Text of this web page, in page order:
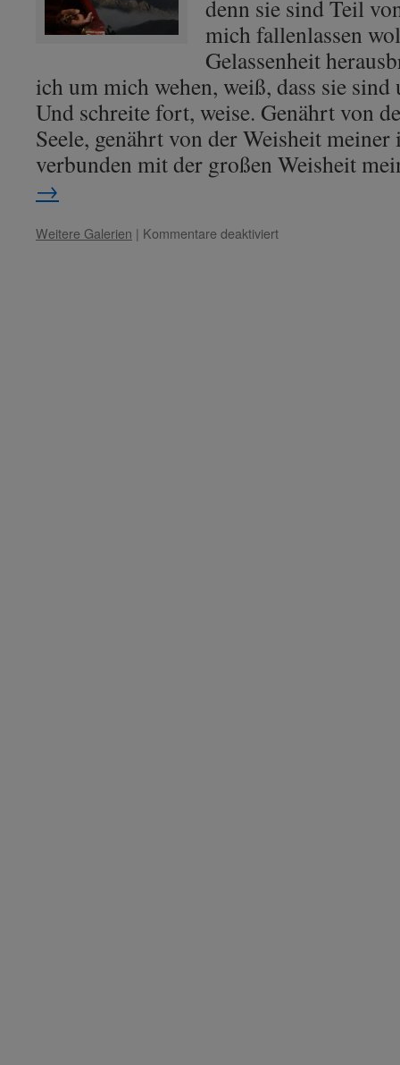
denn sie sind Teil
mich fallenlassen
Gelassenheit
ich um mich wehen, weiß, dass sie sind
Und schreite fort, weise. Genährt von
Seele, genährt von der Weisheit
verbunden mit der großen Weisheit
→
Weitere Galerien | Kommentare deaktiviertfür